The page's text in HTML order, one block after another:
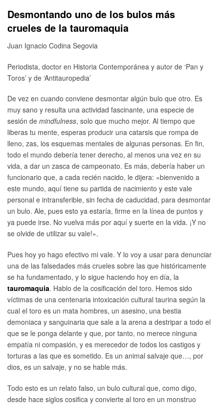
Desmontando uno de los bulos más
crueles de la tauromaquia
Juan Ignacio Codina Segovia
Periodista, doctor en Historia Contemporánea y autor de ‘Pan y
Toros’ y de ‘Antitauropedia’
De vez en cuando conviene desmontar algún bulo que otro. Es
muy sano y resulta una actividad fascinante, una especie de
sesión de mindfulness, solo que mucho mejor. Al tiempo que
liberas tu mente, esperas producir una catarsis que rompa de
lleno, zas, los esquemas mentales de algunas personas. En fin,
todo el mundo debería tener derecho, al menos una vez en su
vida, a dar un zasca de campeonato. Es más, debería haber un
funcionario que, a cada recién nacido, le dijera: «bienvenido a
este mundo, aquí tiene su partida de nacimiento y este vale
personal e intransferible, sin fecha de caducidad, para desmontar
un bulo. Ale, pues esto ya estaría, firme en la línea de puntos y
ya puede irse. No vuelva más por aquí y suerte en la vida. ¡Y no
se olvide de utilizar su vale!».
Pues hoy yo hago efectivo mi vale. Y lo voy a usar para denunciar
una de las falsedades más crueles sobre las que históricamente
se ha fundamentado, y lo sigue haciendo hoy en día, la
tauromaquia. Hablo de la cosificación del toro. Hemos sido
víctimas de una centenaria intoxicación cultural taurina según la
cual el toro es un mata hombres, un asesino, una bestia
demoniaca y sanguinaria que sale a la arena a destripar a todo el
que se le ponga delante y que, por tanto, no merece ninguna
empatía ni compasión, y es merecedor de todos los castigos y
torturas a las que es sometido. Es un animal salvaje que…, por
dios, es un salvaje, y no se hable más.
Todo esto es un relato falso, un bulo cultural que, como digo,
desde hace siglos cosifica y convierte al toro en un monstruo